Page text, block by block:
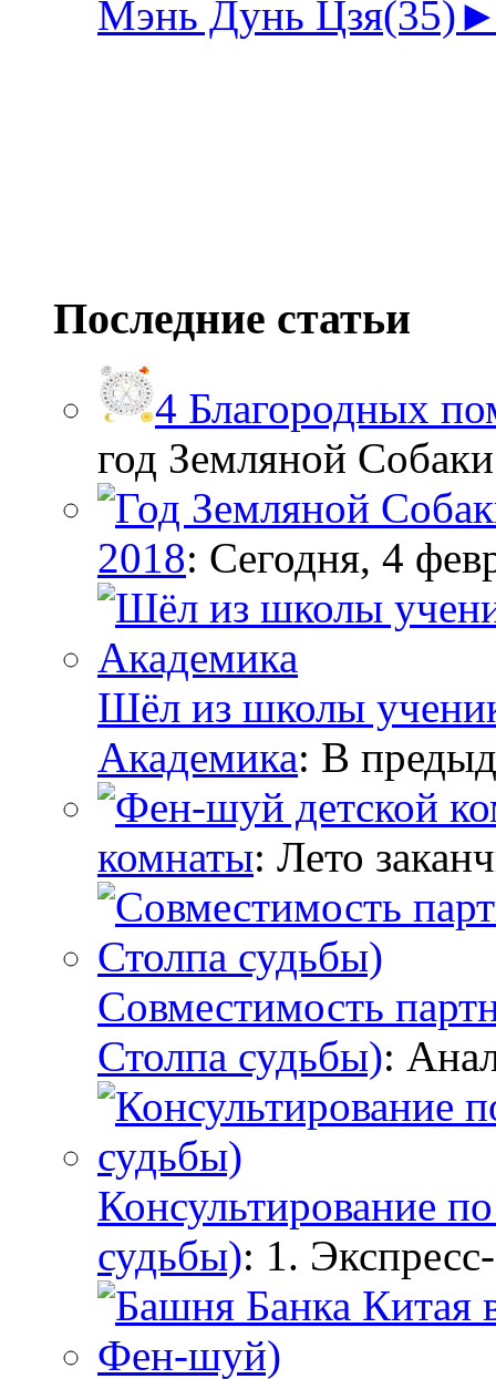
Мэнь Дунь Цзя(35)
Последние статьи
4 Благородных
год Земляной
2018: Сегодня, 4
Шёл из школы
Академика: В
комнаты: Лето
Совместимость
Столпа судьбы):
Консультирование
судьбы): 1.